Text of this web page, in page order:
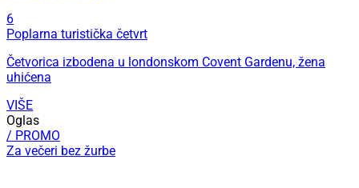
6
Poplarna turistička četvrt
Četvorica izbodena u londonskom Covent Gardenu, žena
uhićena
VIŠE
Oglas
/ PROMO
Za večeri bez žurbe